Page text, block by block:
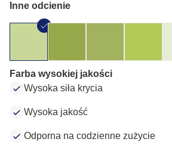
Inne odcienie
Farba wysokiej jakości
Wysoka siła krycia
Wysoka jakość
Odporna na codzienne zużycie